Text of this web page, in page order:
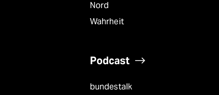
Nord
Wahrheit
Podcast
bundestalk